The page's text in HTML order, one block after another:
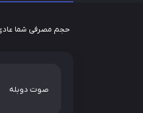
حجم مصرفی شما
صوت دوبله